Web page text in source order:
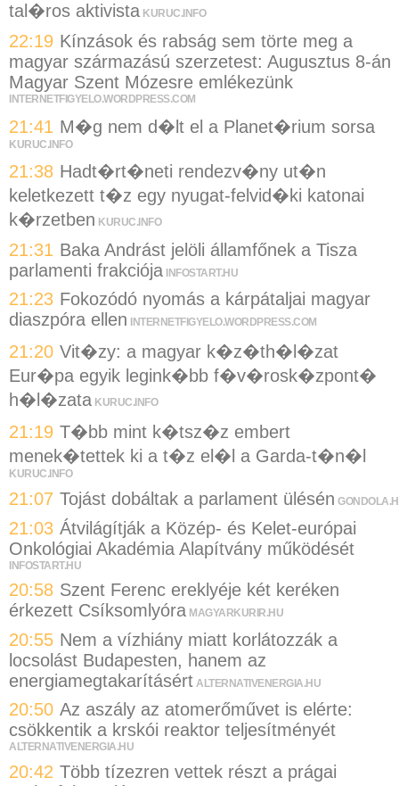
tal�ros aktivista KURUC.INFO
22:19 Kínzások és rabság sem törte meg a
magyar származású szerzetest: Augusztus 8-án
Magyar Szent Mózesre emlékezünk
INTERNETFIGYELO.WORDPRESS.COM
21:41 M�g nem d�lt el a Planet�rium sorsa
KURUC.INFO
21:38 Hadt�rt�neti rendezv�ny ut�n
keletkezett t�z egy nyugat-felvid�ki katonai
k�rzetben KURUC.INFO
21:31 Baka Andrást jelöli államfőnek a Tisza
parlamenti frakciója INFOSTART.HU
21:23 Fokozódó nyomás a kárpátaljai magyar
diaszpóra ellen
INTERNETFIGYELO.WORDPRESS.COM
21:20 Vit�zy: a magyar k�z�th�l�zat
Eur�pa egyik legink�bb f�v�rosk�zpont�
h�l�zata KURUC.INFO
21:19 T�bb mint k�tsz�z embert
menek�tettek ki a t�z el�l a Garda-t�n�l
KURUC.INFO
21:07 Tojást dobáltak a parlament ülésén
21:03 Átvilágítják a Közép- és Kelet-európai
Onkológiai Akadémia Alapítvány működését
INFOSTART.HU
20:58 Szent Ferenc ereklyéje két keréken
érkezett Csíksomlyóra MAGYARKURIR.HU
20:55 Nem a vízhiány miatt korlátozzák a
locsolást Budapesten, hanem az
energiamegtakarításért ALTERNATIVENERGIA.HU
20:50 Az aszály az atomerőművet is elérte:
csökkentik a krskói reaktor teljesítményét
ALTERNATIVENERGIA.HU
20:42 Több tízezren vettek részt a prágai